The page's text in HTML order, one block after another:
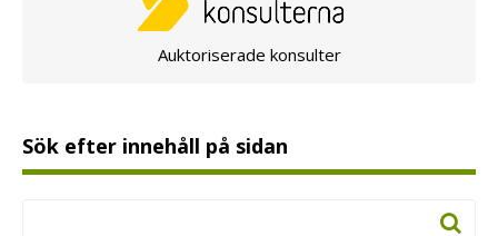
Auktoriserade konsulter
Sök efter innehåll på sidan